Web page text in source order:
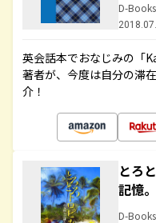
D-Books
英会話本でおなじみの「
著者が、今度は自分の滞
介！
とろ
記憶
D-Books